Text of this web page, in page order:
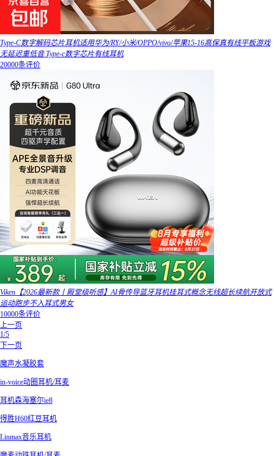
Type-C数字解码芯片耳机适用华为/RY/小米/OPPO/vivo/苹果15-16高保真有线平板游戏
无延迟重低音 Type-c数字芯片有线耳机
20000条评价
Viken【2026最新款丨殿堂级听感】AI骨传导蓝牙耳机挂耳式概念无线超长续航开放式
运动跑步不入耳式男女
10000条评价
上一页
1/5
下一页
魔声水凝胶套
in-voice动圈耳机/耳麦
耳机森海塞尔ie8
得胜H60红豆耳机
Linmax音乐耳机